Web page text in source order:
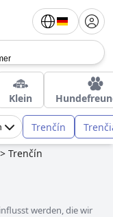
Klein
Trenčín
> Trenčín
werden, die wir